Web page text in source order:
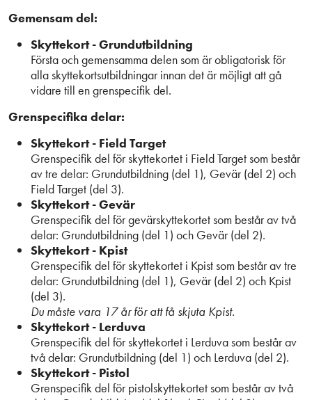
Gemensam del:
Skyttekort - Grundutbildning
Första och gemensamma delen som är obligatorisk för
alla skyttekortsutbildningar innan det är möjligt att gå
vidare till en grenspecifik del.
Grenspecifika delar:
Skyttekort - Field Target
Grenspecifik del för skyttekortet i Field Target som består
av tre delar: Grundutbildning (del 1), Gevär (del 2) och
Field Target (del 3).
Skyttekort - Gevär
Grenspecifik del för gevärskyttekortet som består av två
delar: Grundutbildning (del 1) och Gevär (del 2).
Skyttekort - Kpist
Grenspecifik del för skyttekortet i Kpist som består av tre
delar: Grundutbildning (del 1), Gevär (del 2) och Kpist
(del 3).
Du måste vara 17 år för att få skjuta Kpist.
Skyttekort - Lerduva
Grenspecifik del för skyttekortet i Lerduva som består av
två delar: Grundutbildning (del 1) och Lerduva (del 2).
Skyttekort - Pistol
Grenspecifik del för pistolskyttekortet som består av två